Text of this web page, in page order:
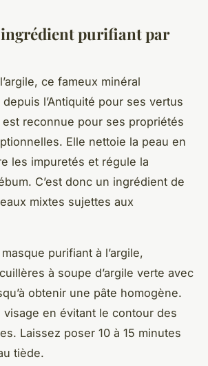
ingrédient purifiant par
ce fameux minéral
l’Antiquité pour ses vertus
est reconnue pour ses propriétés
Elle nettoie la peau en
les impuretés et régule la
C’est donc un ingrédient de
mixtes sujettes aux
purifiant à l’argile,
à soupe d’argile verte avec
obtenir une pâte homogène.
en évitant le contour des
Laissez poser 10 à 15 minutes
tiède.